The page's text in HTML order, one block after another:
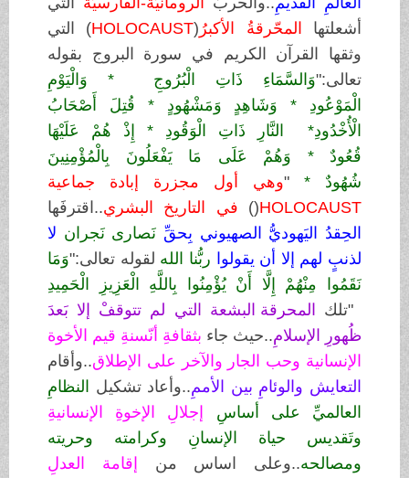
أشعلتهاالمحّرقةُ الأكبرُ(
HOLOCAUST
)التي
وثقها القرآن الكريم في سورة البروج بقوله
تعالى:"وَالسَّمَاءِ ذَاتِ الْبُرُوجِ
وَالْيَوْمِ
الْمَوْعُودِ
* وَشَاهِدٍ وَمَشْهُودٍ *
قُتِلَ أَصْحَابُ
الْأُخْدُودِ* النَّارِ ذَاتِ الْوَقُودِ *
إِذْ هُمْ عَلَيْهَا
قُعُودٌ
*
وَهُمْ عَلَى مَا يَفْعَلُونَ بِالْمُؤْمِنِينَ
شُهُودٌ
*
" وهي أول مجزرة إبادة جماعية
HOLOCAUST
)
) في التاريخ البشري..اقترفَها
الحِقدُ اليَهوديُّ الصهيوني بِحقِّنَصارى نَجران لا
لذنبٍ لهم إلا أن يقولواربُّنا اللهلقوله تعالى:" وَمَا
نَقَمُوا مِنْهُمْ إِلَّا أَنْ يُؤْمِنُوا بِاللَّهِ الْعَزِيزِ الْحَمِيدِ
"تلكالمحرقة البشعة التي لم تتوقفْ إلا بَعدَ
ظُهورِ الإسلامِ..حيث جاءبثقافةِ أنّسنةِ قيم الأخوة
الإنسانية وحب الجار والآخر على الإطلاق..وأقام
التعايش والوئامِ بين الأممِ..وأعاد تشكيلالنظامِ
العالميِّ على أساسِ إجلالِ الإخوةِ الإنسانيةِ
وتَقديس حياة الإنسانِ وكرامته وحريته
ومصالحه..وعلى اساس من إقامة العدلِ